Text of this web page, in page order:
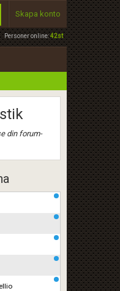
Personer online:42st
Skapa konto
din forum-